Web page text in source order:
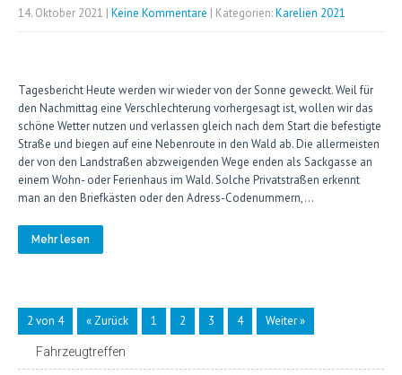
14. Oktober 2021 | Keine Kommentare | Kategorien:Karelien 2021
Tagesbericht Heute werden wir wieder von der Sonne geweckt. Weil für
den Nachmittag eine Verschlechterung vorhergesagt ist, wollen wir das
schöne Wetter nutzen und verlassen gleich nach dem Start die befestigte
Straße und biegen auf eine Nebenroute in den Wald ab. Die allermeisten
der von den Landstraßen abzweigenden Wege enden als Sackgasse an
einem Wohn- oder Ferienhaus im Wald. Solche Privatstraßen erkennt
man an den Briefkästen oder den Adress-Codenummern,…
Mehr lesen
2 von 4 « Zurück 1 2 3 4 Weiter »
Fahrzeugtreffen